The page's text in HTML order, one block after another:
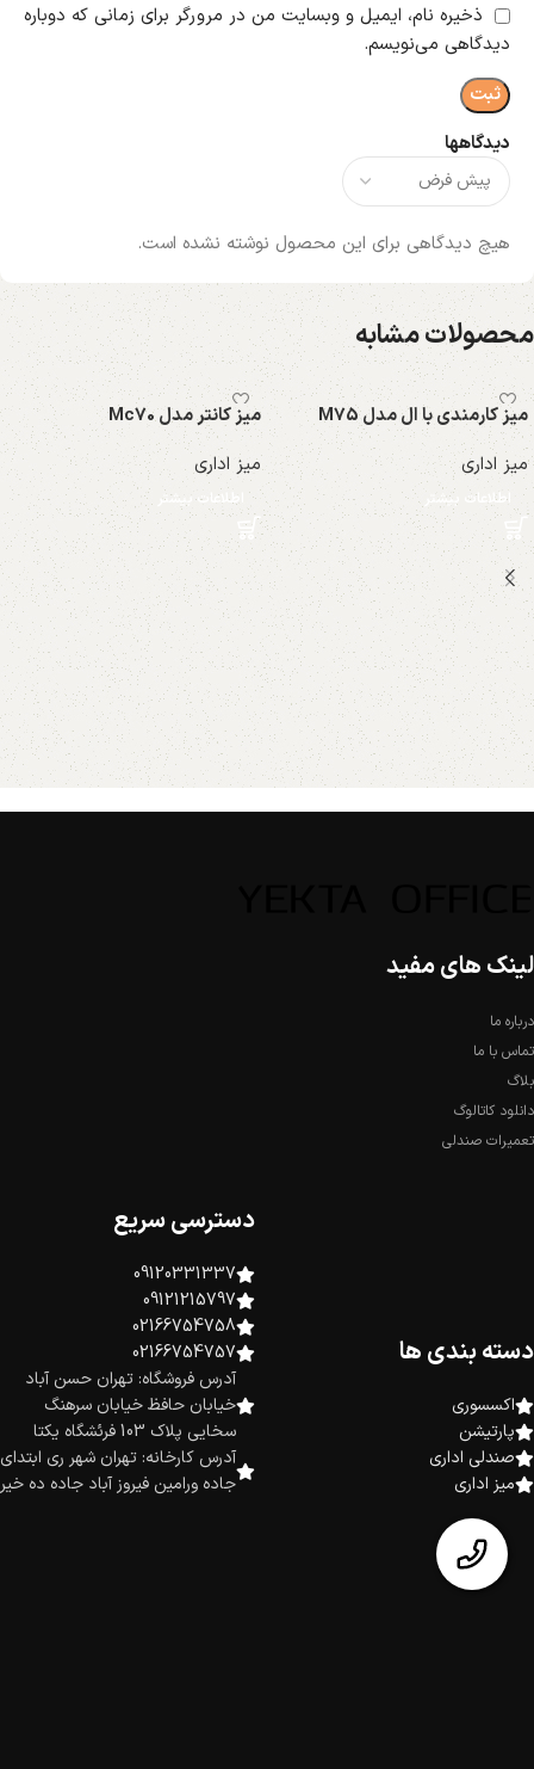
دیدگاهها
هیچ دیدگاهی برای این محصول نوشته نشده است.
ذخیره نام، ایمیل و وبسایت من در مرورگر برای زمانی که دوباره
دیدگاهی می‌نویسم.
محصولات مشابه
میز کارمندی با ال مدل M75
میز اداری
اطلاعات بیشتر
میز کانتر مدل Mc70
میز اداری
اطلاعات بیشتر
لینک های مفید
درباره ما
تماس با ما
بلاگ
دانلود کاتالوگ
تعمیرات صندلی
دسته بندی ها
اکسسوری
پارتیشن
صندلی اداری
میز اداری
دسترسی سریع
09120331337
09121215797
02166754758
02166754757
آدرس فروشگاه: تهران حسن آباد
خیابان حافظ خیابان سرهنگ
سخایی پلاک 103 فرئشگاه یکتا
آدرس کارخانه: تهران شهر ری ابتدای
جاده ورامین فیروز آباد جاده ده خیر